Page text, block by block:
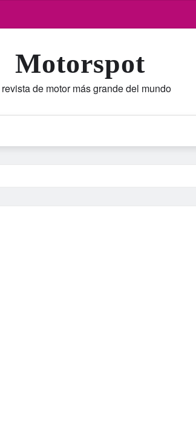
Motorspot
de motor más grande del mundo